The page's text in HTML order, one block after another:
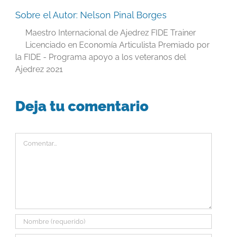
Sobre el Autor: Nelson Pinal Borges
Maestro Internacional de Ajedrez FIDE Trainer
Licenciado en Economía Articulista Premiado por
la FIDE - Programa apoyo a los veteranos del
Ajedrez 2021
Deja tu comentario